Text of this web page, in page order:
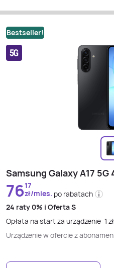
Bestseller!
Samsung Galaxy A17 5G
7617
zł/mies. po rabatach
24 raty 0% i Oferta S
Opłata na start za urządzenie: 1 zł
Urządzenie w ofercie z